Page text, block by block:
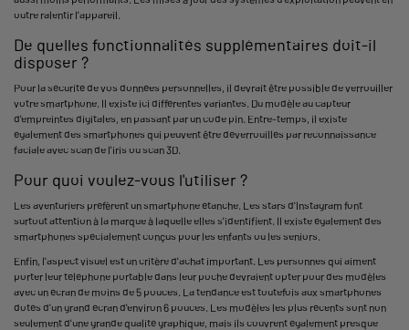
outre ralentir l'appareil.
De quelles fonctionnalités supplémentaires doit-il
disposer ?
Pour la sécurité de vos données personnelles, il devrait être possible de verrouiller
votre smartphone. Il existe ici différentes variantes. Du modèle au capteur
d'empreintes digitales, en passant par un code pin. Entre-temps, il existe
également des smartphones qui peuvent être déverrouillés par reconnaissance
faciale avec scan de l'iris ou scan 3D.
Pour quoi voulez-vous l'utiliser ?
Les aventuriers préfèrent un smartphone étanche. Les stars d'Instagram font
surtout attention à la marque à laquelle elles s'identifient. Il existe également des
smartphones spécialement conçus pour les enfants ou les seniors.
Enfin, l'aspect visuel est un critère d'achat important. Les personnes qui aiment
porter leur téléphone portable dans leur poche devraient opter pour des modèles
avec un écran de moins de 5 pouces. La tendance est toutefois aux smartphones
dotés d'un grand écran d'environ 6 pouces. Les modèles les plus récents sont non
seulement d'une grande qualité graphique, mais ils couvrent également presque